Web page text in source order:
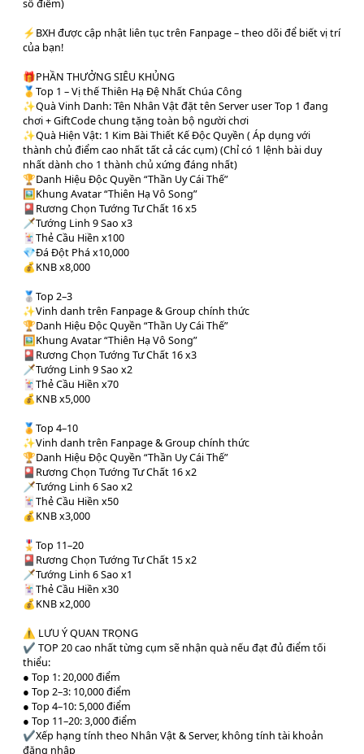
số điểm)
⚡BXH được cập nhật liên tục trên Fanpage – theo dõi để biết vị trí
của bạn!
🎁PHẦN THƯỞNG SIÊU KHỦNG
🥇Top 1 – Vị thế Thiên Hạ Đệ Nhất Chúa Công
✨Quà Vinh Danh: Tên Nhân Vật đặt tên Server user Top 1 đang
chơi + GiftCode chung tặng toàn bộ người chơi
✨Quà Hiện Vật: 1 Kim Bài Thiết Kế Độc Quyền ( Áp dụng với
thành chủ điểm cao nhất tất cả các cụm) (Chỉ có 1 lệnh bài duy
nhất dành cho 1 thành chủ xứng đáng nhất)
🏆Danh Hiệu Độc Quyền “Thần Uy Cái Thế”
🖼️Khung Avatar “Thiên Hạ Vô Song”
🎴Rương Chọn Tướng Tư Chất 16 x5
🗡️Tướng Linh 9 Sao x3
🃏Thẻ Cầu Hiền x100
💎Đá Đột Phá x10,000
💰KNB x8,000
🥈Top 2–3
✨Vinh danh trên Fanpage & Group chính thức
🏆Danh Hiệu Độc Quyền “Thần Uy Cái Thế”
🖼️Khung Avatar “Thiên Hạ Vô Song”
🎴Rương Chọn Tướng Tư Chất 16 x3
🗡️Tướng Linh 9 Sao x2
🃏Thẻ Cầu Hiền x70
💰KNB x5,000
🏅Top 4–10
✨Vinh danh trên Fanpage & Group chính thức
🏆Danh Hiệu Độc Quyền “Thần Uy Cái Thế”
🎴Rương Chọn Tướng Tư Chất 16 x2
🗡️Tướng Linh 6 Sao x2
🃏Thẻ Cầu Hiền x50
💰KNB x3,000
🎖Top 11–20
🎴Rương Chọn Tướng Tư Chất 15 x2
🗡️Tướng Linh 6 Sao x1
🃏Thẻ Cầu Hiền x30
💰KNB x2,000
⚠ LƯU Ý QUAN TRỌNG
✔️ TOP 20 cao nhất từng cụm sẽ nhận quà nếu đạt đủ điểm tối
thiểu:
● Top 1: 20,000 điểm
● Top 2–3: 10,000 điểm
● Top 4–10: 5,000 điểm
● Top 11–20: 3,000 điểm
✔️Xếp hạng tính theo Nhân Vật & Server, không tính tài khoản
đăng nhập